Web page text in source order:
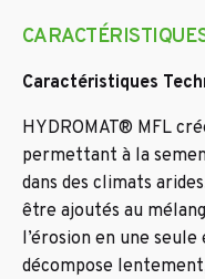
Caractéristiques
HYDROMAT® MFL
permettant à la
dans des climats
être ajoutés au
l’érosion en une
décompose